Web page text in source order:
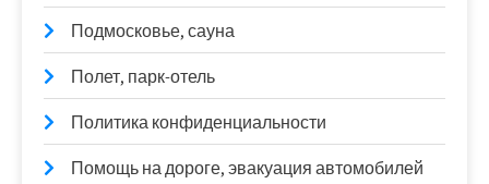
Подмосковье, сауна
Полет, парк-отель
Политика конфиденциальности
Помощь на дороге, эвакуация автомобилей